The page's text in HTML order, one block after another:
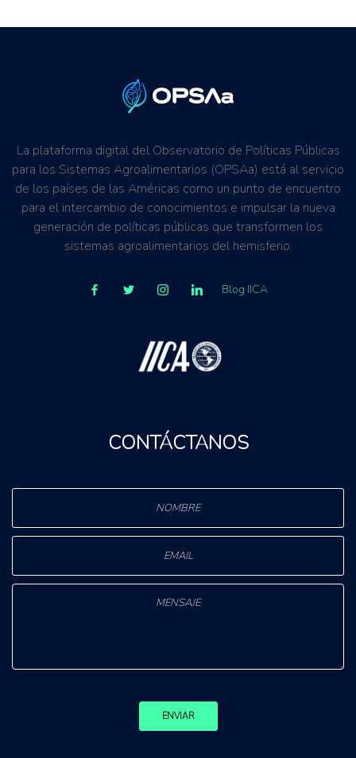
La plataforma digital del Observatorio de Políticas Públicas
para los Sistemas Agroalimentarios (OPSAa) está al servicio
de los países de las Américas como un punto de encuentro
para el intercambio de conocimientos e impulsar la nueva
generación de políticas públicas que transformen los
sistemas agroalimentarios del hemisferio.
Blog IICA
CONTÁCTANOS
ENVIAR